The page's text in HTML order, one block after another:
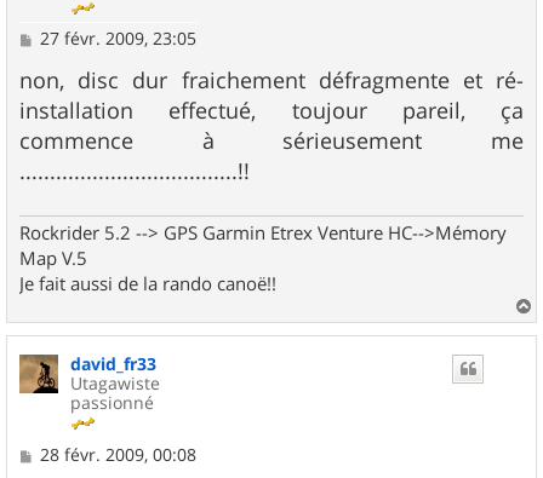
M
s
s
a
g
e
27 févr. 2009, 23:05
non, disc dur fraichement défragmente et ré-
installation effectué, toujour pareil, ça
commence à sérieusement me
....................................!!
Rockrider 5.2 --> GPS Garmin Etrex Venture HC-->Mémory
Map V.5
Je fait aussi de la rando canoë!!
a
david_fr33
Utagawiste
passionné
M
28 févr. 2009, 00:08